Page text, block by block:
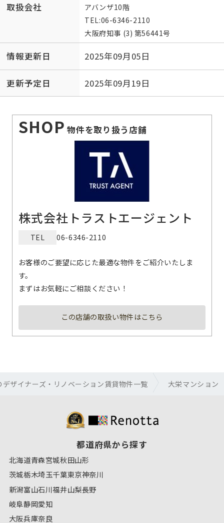
取扱会社
アバンザ10階
TEL:06-6346-2110
大阪府知事 (3) 第56441号
情報更新日 2025年09月05日
更新予定日 2025年09月19日
SHOP 物件を取り扱う店舗
株式会社トラストエージェント
TEL 06-6346-2110
お客様のご要望に応じた最適な物件をご紹介いたしま
す。
まずはお気軽にご相談ください！
この店舗の取扱い物件はこちら
ザイナーズ・リノベーション賃貸物件一覧 大栄マンション
都道府県から探す
北海道青森宮城秋田山形
茨城栃木埼玉千葉東京神奈川
新潟富山石川福井山梨長野
岐阜静岡愛知
大阪兵庫奈良